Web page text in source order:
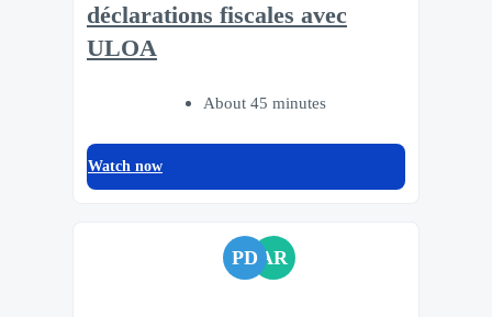
déclarations fiscales avec
ULOA
About 45 minutes
Watch now
PD AR